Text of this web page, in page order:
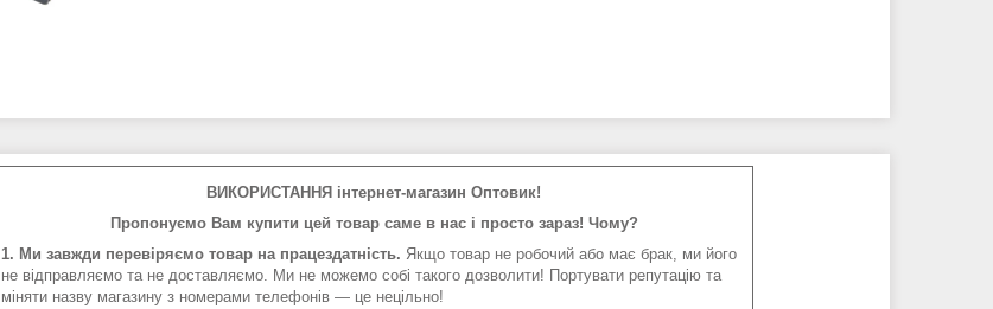
ВИКОРИСТАННЯ інтернет-магазин Оптовик!
Пропонуємо Вам купити цей товар саме в нас і просто зараз! Чому?
1. Ми завжди перевіряємо товар на працездатність. Якщо товар не робочий або має брак, ми його
не відправляємо та не доставляємо. Ми не можемо собі такого дозволити! Портувати репутацію та
міняти назву магазину з номерами телефонів — це нецільно!